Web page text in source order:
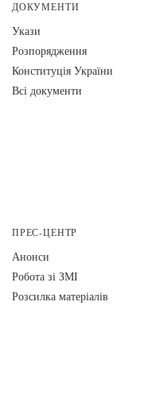
ДОКУМЕНТИ
Укази
Розпорядження
Конституція України
Всі документи
ПРЕС-ЦЕНТР
Анонси
Робота зі ЗМІ
Розсилка матеріалів